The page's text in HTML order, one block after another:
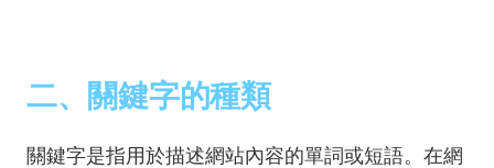
二、關鍵字的種類
關鍵字是指用於描述網站內容的單詞或短語。在網